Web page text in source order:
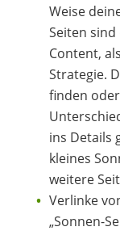
Weise
Seiten
Content,
Strategie.
finden oder
ins Details
kleines
weitere
Verlinke
„Sonnen-